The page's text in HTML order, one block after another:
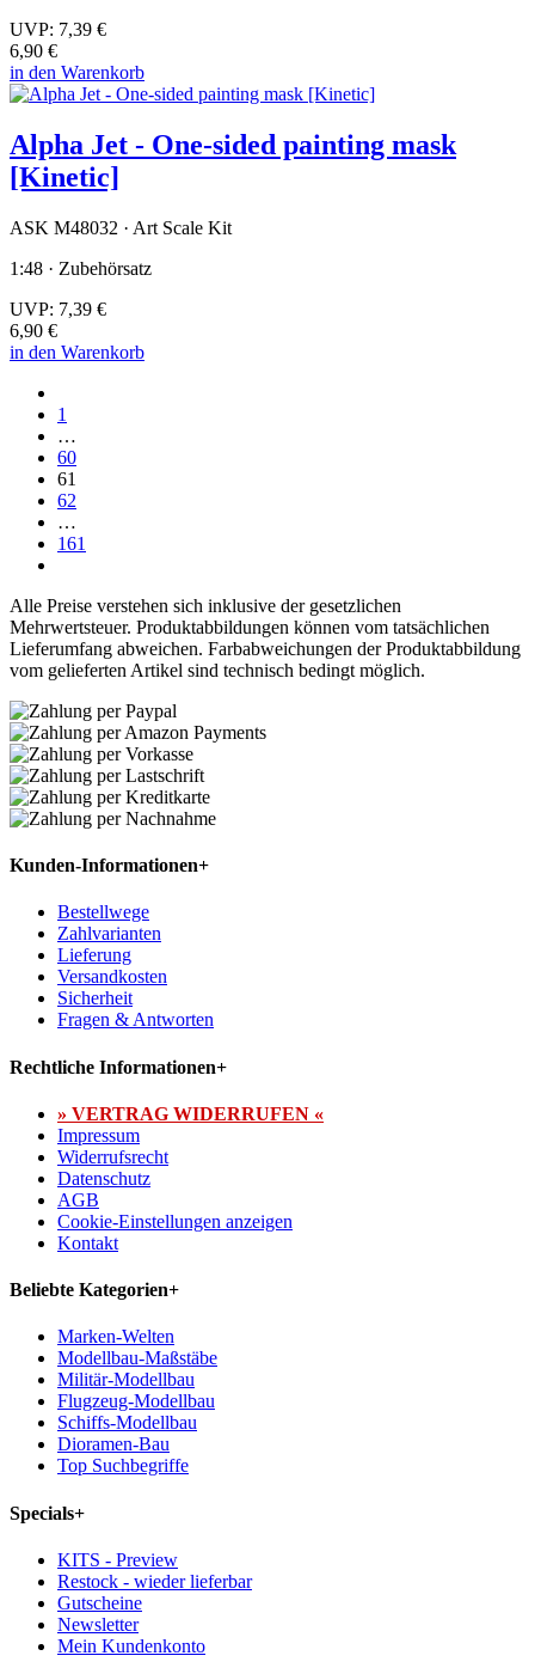
UVP: 7,39 €
6,90 €
in den Warenkorb
Alpha Jet - One-sided painting mask
[Kinetic]
ASK M48032 · Art Scale Kit
1:48 · Zubehörsatz
UVP: 7,39 €
6,90 €
in den Warenkorb
1
…
60
61
62
…
161
Alle Preise verstehen sich inklusive der gesetzlichen
Mehrwertsteuer. Produktabbildungen können vom tatsächlichen
Lieferumfang abweichen. Farbabweichungen der Produktabbildung
vom gelieferten Artikel sind technisch bedingt möglich.
Kunden-Informationen+
Bestellwege
Zahlvarianten
Lieferung
Versandkosten
Sicherheit
Fragen & Antworten
Rechtliche Informationen+
» VERTRAG WIDERRUFEN «
Impressum
Widerrufsrecht
Datenschutz
AGB
Cookie-Einstellungen anzeigen
Kontakt
Beliebte Kategorien+
Marken-Welten
Modellbau-Maßstäbe
Militär-Modellbau
Flugzeug-Modellbau
Schiffs-Modellbau
Dioramen-Bau
Top Suchbegriffe
Specials+
KITS - Preview
Restock - wieder lieferbar
Gutscheine
Newsletter
Mein Kundenkonto